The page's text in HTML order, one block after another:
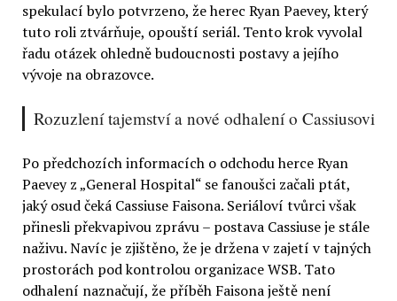
spekulací bylo potvrzeno, že herec Ryan Paevey, který
tuto roli ztvárňuje, opouští seriál. Tento krok vyvolal
řadu otázek ohledně budoucnosti postavy a jejího
vývoje na obrazovce.
Rozuzlení tajemství a nové odhalení o Cassiusovi
Po předchozích informacích o odchodu herce Ryan
Paevey z „General Hospital“ se fanoušci začali ptát,
jaký osud čeká Cassiuse Faisona. Seriáloví tvůrci však
přinesli překvapivou zprávu – postava Cassiuse je stále
naživu. Navíc je zjištěno, že je držena v zajetí v tajných
prostorách pod kontrolou organizace WSB. Tato
odhalení naznačují, že příběh Faisona ještě není